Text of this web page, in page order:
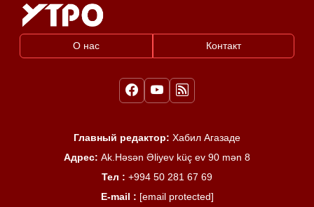
О нас Контакт
Главный редактор: Хабил Агазаде
Адрес: Ak.Həsən Əliyev küç ev 90 mən 8
Тел : +994 50 281 67 69
E-mail : [email protected]